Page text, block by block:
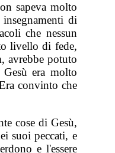
sapeva molto
di
che nessun
livello di fede,
avrebbe potuto
era molto
convinto che
cose di Gesù,
suoi peccati, e
e l'essere